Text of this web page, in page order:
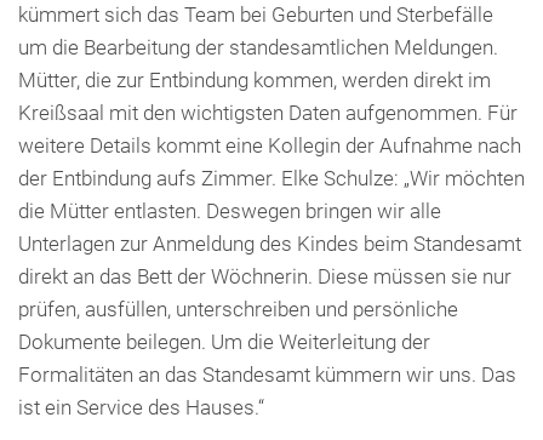
kümmert sich das Team bei Geburten und Sterbefälle
um die Bearbeitung der standesamtlichen Meldungen.
Mütter, die zur Entbindung kommen, werden direkt im
Kreißsaal mit den wichtigsten Daten aufgenommen. Für
weitere Details kommt eine Kollegin der Aufnahme nach
der Entbindung aufs Zimmer. Elke Schulze: „Wir möchten
die Mütter entlasten. Deswegen bringen wir alle
Unterlagen zur Anmeldung des Kindes beim Standesamt
direkt an das Bett der Wöchnerin. Diese müssen sie nur
prüfen, ausfüllen, unterschreiben und persönliche
Dokumente beilegen. Um die Weiterleitung der
Formalitäten an das Standesamt kümmern wir uns. Das
ist ein Service des Hauses.“